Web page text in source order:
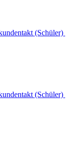
(Schüler)
(Schüler)